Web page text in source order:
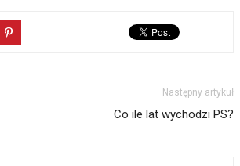
Następny artykuł
Co ile lat wychodzi PS?